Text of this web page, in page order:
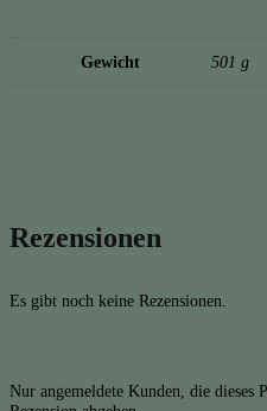
Gewicht 501 g
Rezensionen
Es gibt noch keine Rezensionen.
Nur angemeldete Kunden, die dieses